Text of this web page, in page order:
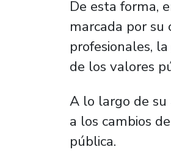
De esta forma,
marcada por
profesionales,
de los valores
A lo largo de su
a los cambios
pública.